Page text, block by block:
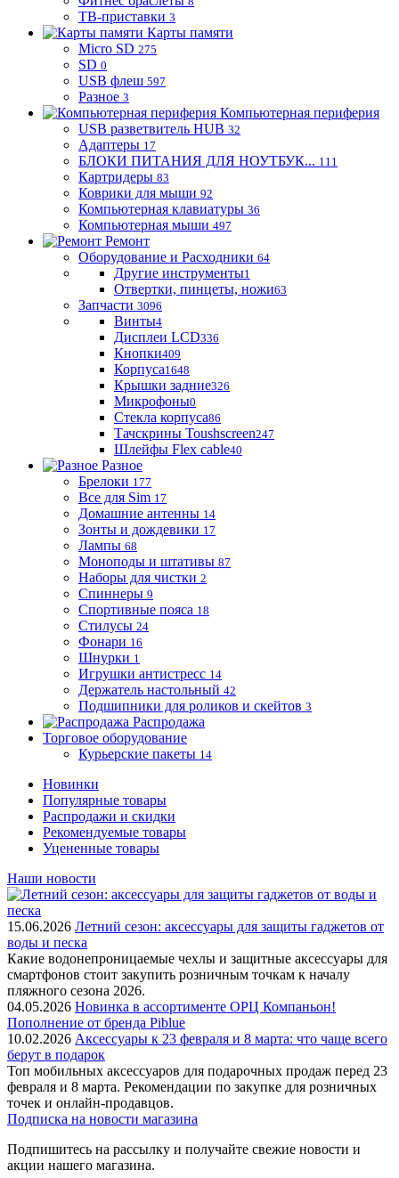
ТВ-приставки 3
Карты памяти
Micro SD 275
SD 0
USB флеш 597
Разное 3
Компьютерная периферия
USB разветвитель HUB 32
Адаптеры 17
БЛОКИ ПИТАНИЯ ДЛЯ НОУТБУК... 111
Картридеры 83
Коврики для мыши 92
Компьютерная клавиатуры 36
Компьютерная мыши 497
Ремонт
Оборудование и Расходники 64
Другие инструменты1
Отвертки, пинцеты, ножи63
Запчасти 3096
Винты4
Дисплеи LCD336
Кнопки409
Корпуса1648
Крышки задние326
Микрофоны0
Стекла корпуса86
Тачскрины Toushscreen247
Шлейфы Flex cable40
Разное
Брелоки 177
Все для Sim 17
Домашние антенны 14
Зонты и дождевики 17
Лампы 68
Моноподы и штативы 87
Наборы для чистки 2
Спиннеры 9
Спортивные пояса 18
Стилусы 24
Фонари 16
Шнурки 1
Игрушки антистресс 14
Держатель настольный 42
Подшипники для роликов и скейтов 3
Распродажа
Торговое оборудование
Курьерские пакеты 14
Новинки
Популярные товары
Распродажи и скидки
Рекомендуемые товары
Уцененные товары
Наши новости
15.06.2026 Летний сезон: аксессуары для защиты гаджетов от
воды и песка
Какие водонепроницаемые чехлы и защитные аксессуары для
смартфонов стоит закупить розничным точкам к началу
пляжного сезона 2026.
04.05.2026 Новинка в ассортименте OРЦ Компаньон!
Пополнение от бренда Piblue
10.02.2026 Аксессуары к 23 февраля и 8 марта: что чаще всего
берут в подарок
Топ мобильных аксессуаров для подарочных продаж перед 23
февраля и 8 марта. Рекомендации по закупке для розничных
точек и онлайн-продавцов.
Подписка на новости магазина
Подпишитесь на рассылку и получайте свежие новости и
акции нашего магазина.